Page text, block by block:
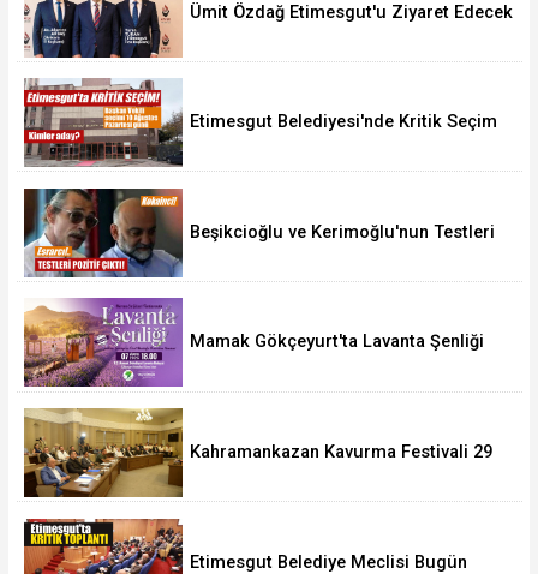
Ümit Özdağ Etimesgut'u Ziyaret Edecek
Etimesgut Belediyesi'nde Kritik Seçim
Beşikcioğlu ve Kerimoğlu'nun Testleri
Mamak Gökçeyurt'ta Lavanta Şenliği
Kahramankazan Kavurma Festivali 29
Etimesgut Belediye Meclisi Bugün